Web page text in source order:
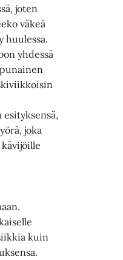
joten
väkeä
huulessa.
yhdessä
joka
kuin